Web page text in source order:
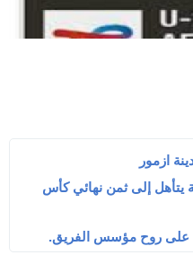
ازمور
الوطني لأقل من 17 سنة يتأهل إلى ثمن نهائي كأس
على روح مؤسس الفريق.